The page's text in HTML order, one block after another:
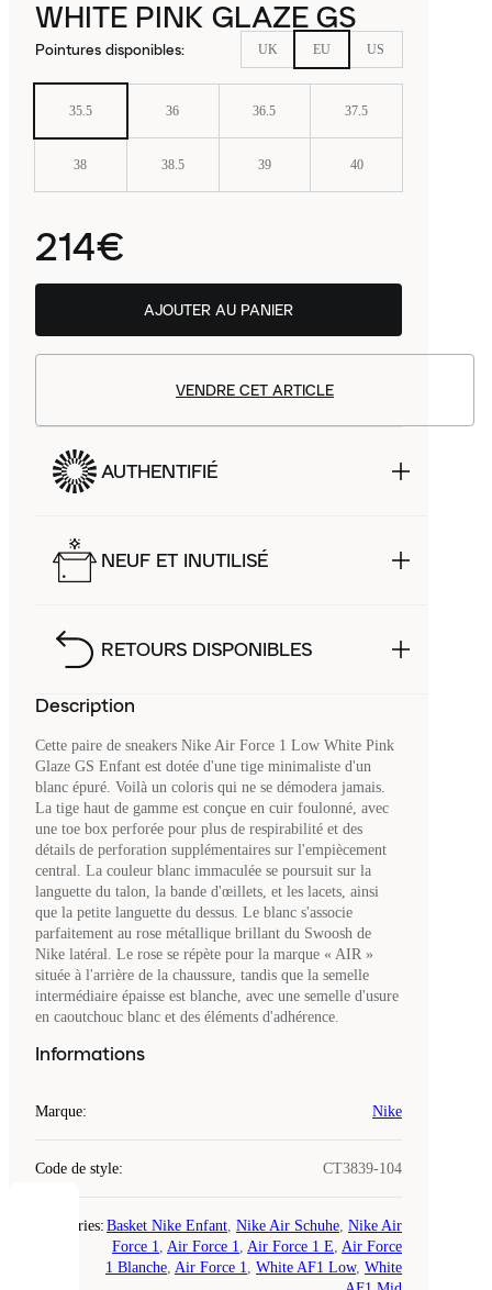
WHITE PINK GLAZE GS
Pointures disponibles: UK EU US
35.5 36 36.5 37.5
38 38.5 39 40
214€
AJOUTER AU PANIER
VENDRE CET ARTICLE
AUTHENTIFIÉ
NEUF ET INUTILISÉ
RETOURS DISPONIBLES
Description
Cette paire de sneakers Nike Air Force 1 Low White Pink
Glaze GS Enfant est dotée d'une tige minimaliste d'un
blanc épuré. Voilà un coloris qui ne se démodera jamais.
La tige haut de gamme est conçue en cuir foulonné, avec
une toe box perforée pour plus de respirabilité et des
détails de perforation supplémentaires sur l'empiècement
central. La couleur blanc immaculée se poursuit sur la
languette du talon, la bande d'œillets, et les lacets, ainsi
que la petite languette du dessus. Le blanc s'associe
parfaitement au rose métallique brillant du Swoosh de
Nike latéral. Le rose se répète pour la marque « AIR »
située à l'arrière de la chaussure, tandis que la semelle
intermédiaire épaisse est blanche, avec une semelle d'usure
en caoutchouc blanc et des éléments d'adhérence.
Informations
Marque: Nike
Code de style: CT3839-104
Catégories: Basket Nike Enfant, Nike Air Schuhe, Nike Air
Force 1, Air Force 1, Air Force 1 E, Air Force
1 Blanche, Air Force 1, White AF1 Low, White
COOKIES